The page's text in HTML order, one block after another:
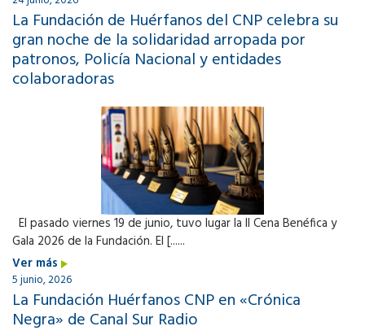
La Fundación de Huérfanos del CNP celebra su
gran noche de la solidaridad arropada por
patronos, Policía Nacional y entidades
colaboradoras
El pasado viernes 19 de junio, tuvo lugar la II Cena Benéfica y
Gala 2026 de la Fundación. El [......
Ver más
5 junio, 2026
La Fundación Huérfanos CNP en «Crónica
Negra» de Canal Sur Radio